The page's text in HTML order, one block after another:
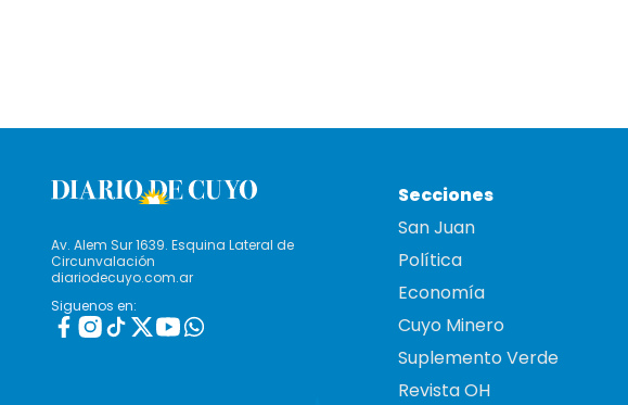
Av. Alem Sur 1639. Esquina Lateral de
Circunvalación
diariodecuyo.com.ar
Siguenos en:
Secciones
San Juan
Política
Economía
Cuyo Minero
Suplemento Verde
Revista OH